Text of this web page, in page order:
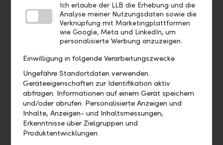
Kulturelle Engagements
Kunst fördert neue Ideen, inspiriert und führt zu
Innovationen. Aus diesem Grund unterstützen wir eine
Vielzahl kultureller Projekte für Jung und Alt.
Zu den kulturellen Engagements
Ich erlaube der LLB die Erhebung und die
Analyse meiner Nutzungsdaten sowie die
Verknüpfung mit Marketingplattformen
wie Google, Meta und LinkedIn, um
personalisierte Werbung anzuzeigen.
Einwilligung in folgende Verarbeitungszwecke
Ungefähre Standortdaten verwenden.
Geräteeigenschaften zur Identifikation aktiv
abfragen. Informationen auf einem Gerät speichern
und/oder abrufen. Personalisierte Anzeigen und
Inhalte, Anzeigen- und Inhaltsmessungen,
Erkenntnisse über Zielgruppen und
Produktentwicklungen.